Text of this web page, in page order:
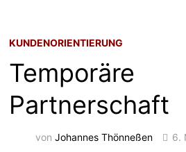
KUNDENORIENTIERUNG
Temporäre
Partnerschaft
vonJohannes Thönneßen 6.